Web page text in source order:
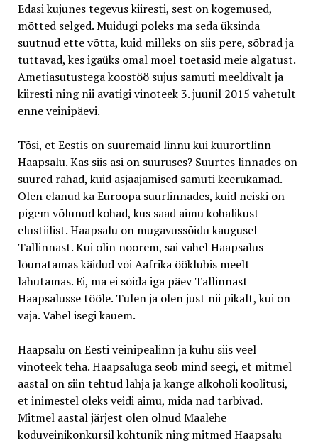
Edasi kujunes tegevus kiiresti, sest on kogemused,
mõtted selged. Muidugi poleks ma seda üksinda
suutnud ette võtta, kuid milleks on siis pere, sõbrad ja
tuttavad, kes igaüks omal moel toetasid meie algatust.
Ametiasutustega koostöö sujus samuti meeldivalt ja
kiiresti ning nii avatigi vinoteek 3. juunil 2015 vahetult
enne veinipäevi.
Tõsi, et Eestis on suuremaid linnu kui kuurortlinn
Haapsalu. Kas siis asi on suuruses? Suurtes linnades on
suured rahad, kuid asjaajamised samuti keerukamad.
Olen elanud ka Euroopa suurlinnades, kuid neiski on
pigem võlunud kohad, kus saad aimu kohalikust
elustiilist. Haapsalu on mugavussõidu kaugusel
Tallinnast. Kui olin noorem, sai vahel Haapsalus
lõunatamas käidud või Aafrika ööklubis meelt
lahutamas. Ei, ma ei sõida iga päev Tallinnast
Haapsalusse tööle. Tulen ja olen just nii pikalt, kui on
vaja. Vahel isegi kauem.
Haapsalu on Eesti veinipealinn ja kuhu siis veel
vinoteek teha. Haapsaluga seob mind seegi, et mitmel
aastal on siin tehtud lahja ja kange alkoholi koolitusi,
et inimestel oleks veidi aimu, mida nad tarbivad.
Mitmel aastal järjest olen olnud Maalehe
koduveinikonkursil kohtunik ning mitmed Haapsalu